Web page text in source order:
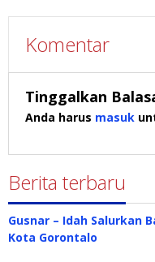
Komentar
Tinggalkan
Anda harus masuk
Berita terbaru
Gusnar – Idah Salurkan
Kota Gorontalo